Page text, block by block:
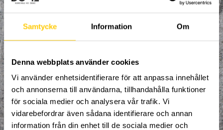
Samtycke Information Om
Denna webbplats använder cookies
Vi använder enhetsidentifierare för att anpassa innehållet
och annonserna till användarna, tillhandahålla funktioner
för sociala medier och analysera vår trafik. Vi
vidarebefordrar även sådana identifierare och annan
information från din enhet till de sociala medier och
Klättring
LAN
Multisport
Mässa
NPF-Träning